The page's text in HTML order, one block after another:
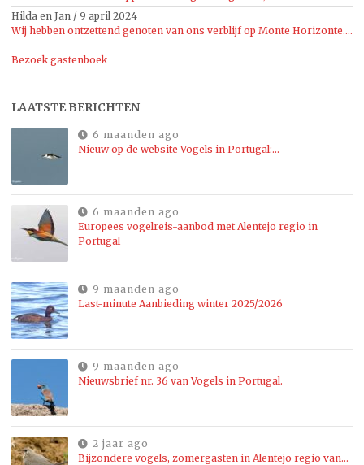
Hilda en Jan / 9 april 2024
Wij hebben ontzettend genoten van ons verblijf op Monte Horizonte....
Bezoek gastenboek
LAATSTE BERICHTEN
6 maanden ago
Nieuw op de website Vogels in Portugal:…
6 maanden ago
Europees vogelreis-aanbod met Alentejo regio in
Portugal
9 maanden ago
Last-minute Aanbieding winter 2025/2026
9 maanden ago
Nieuwsbrief nr. 36 van Vogels in Portugal.
2 jaar ago
Bijzondere vogels, zomergasten in Alentejo regio van…